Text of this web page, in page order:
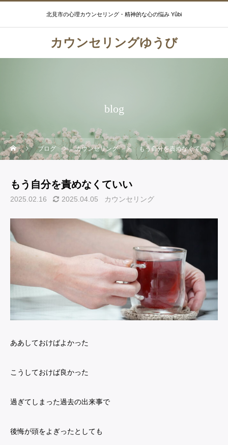
北見市の心理カウンセリング・精神的な心の悩み Yûbi
カウンセリングゆうび
blog
ブログ カウンセリング もう自分を責めなくていい
もう自分を責めなくていい
2025.02.16 2025.04.05 カウンセリング
ああしておけばよかった
こうしておけば良かった
過ぎてしまった過去の出来事で
後悔が頭をよぎったとしても